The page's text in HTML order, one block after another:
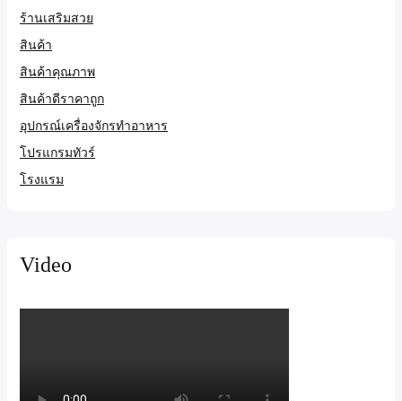
ร้านเสริมสวย
สินค้า
สินค้าคุณภาพ
สินค้าดีราคาถูก
อุปกรณ์เครื่องจักรทำอาหาร
โปรแกรมทัวร์
โรงแรม
Video